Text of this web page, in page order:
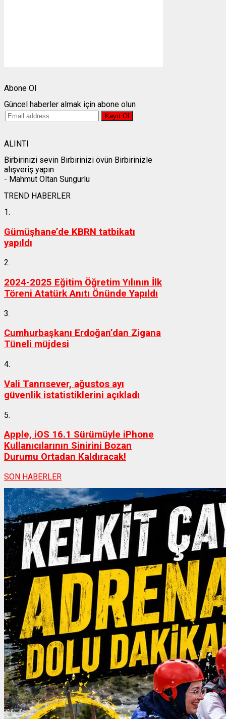
Abone Ol
Güncel haberler almak için abone olun
ALINTI
Birbirinizi sevin Birbirinizi övün Birbirinizle
alışveriş yapın
- Mahmut Oltan Sungurlu
TREND HABERLER
1.
Gümüşhane’de KBRN tatbikatı
yapıldı
2.
2024-2025 Eğitim Öğretim Yılının İlk
Töreni Atatürk Anıtı Önünde Yapıldı
3.
Cumhurbaşkanı Erdoğan’dan Zigana
Tüneli müjdesi
4.
Vali Tanrısever, ağustos ayı
güvenlik istatistiklerini açıkladı
5.
Apple, iOS 16.1 Sürümüyle iPhone
Kullanıcılarının Sinirini Bozan
Durumu Ortadan Kaldıracak!
SON HABERLER